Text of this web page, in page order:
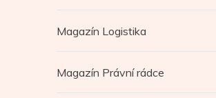
Magazín Logistika
Magazín Právní rádce